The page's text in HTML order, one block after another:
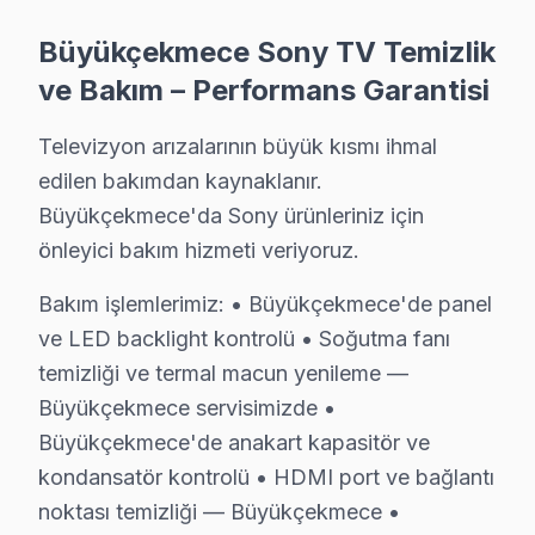
· Müşteri memnuniyeti%98
· Ortalama tamir süresi:
2–3 iş günü
· Tüm işlemler 2 yıl garantili
Bu sayfayla ilgili hizmet sayfaları:
↑ Sony Servis Ana Sayfası
Büyükçekmece Yakın İlçelerde Sony Servisi
· Arnavutköy Sony
· Avcılar Sony
Büyükçekmece Sony TV Temizlik
ve Bakım – Performans Garantisi
Televizyon arızalarının büyük kısmı ihmal
edilen bakımdan kaynaklanır.
Büyükçekmece'da Sony ürünleriniz için
önleyici bakım hizmeti veriyoruz.
Bakım işlemlerimiz: • Büyükçekmece'de panel
ve LED backlight kontrolü • Soğutma fanı
temizliği ve termal macun yenileme —
Büyükçekmece servisimizde •
Büyükçekmece'de anakart kapasitör ve
kondansatör kontrolü • HDMI port ve bağlantı
noktası temizliği — Büyükçekmece •